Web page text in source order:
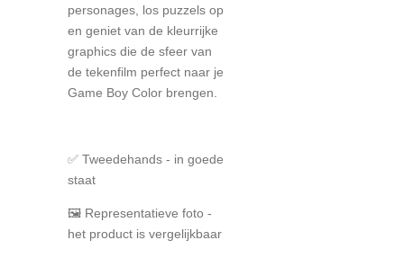
personages, los puzzels op
en geniet van de kleurrijke
graphics die de sfeer van
de tekenfilm perfect naar je
Game Boy Color brengen.
✅ Tweedehands - in goede
staat
🖼️ Representatieve foto -
het product is vergelijkbaar